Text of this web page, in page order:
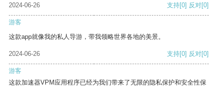
2024-06-26 支持[0] 反对[0]
游客
这款app就像我的私人导游，带我领略世界各地的美景。
2024-06-26 支持[0] 反对[0]
游客
这款加速器VPM应用程序已经为我们带来了无限的隐私保护和安全性保